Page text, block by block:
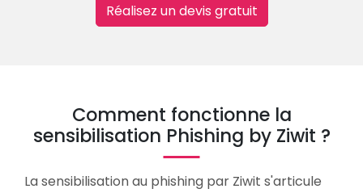
Réalisez un devis gratuit
Comment fonctionne la
sensibilisation Phishing by Ziwit ?
La sensibilisation au phishing par Ziwit s'articule